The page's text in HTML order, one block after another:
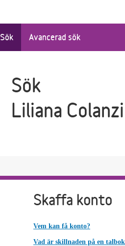
Sök Avancerad sök
Sök
Liliana
Skaffa konto
Vem kan få konto?
Vad är skillnaden på en